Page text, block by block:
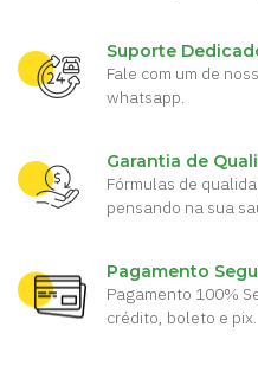
Suporte
Fale com um de
whatsapp.
Garantia de
Fórmulas de
pensando na sua
Pagamento
Pagamento 100%
crédito, boleto e pix.